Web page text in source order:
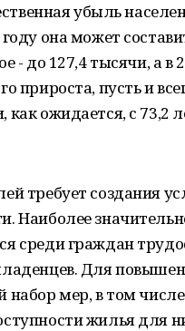
убыль
она может
- до 127,4 тысячи, а
прироста, пусть и
ожидается, с 73,2
требует создания
Наиболее
среди граждан
Для
набор мер, в том
жилья для